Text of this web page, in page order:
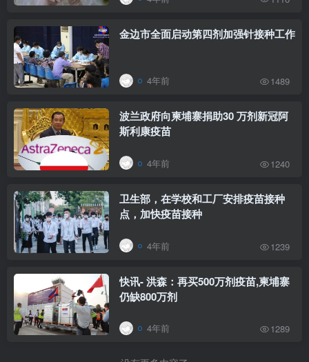
金边市全面启动第四剂加强针接种工作
4年前 1489
波兰政府向柬埔寨捐助30 万剂新冠阿
斯利康疫苗
4年前 1240
卫生部，在学校和工厂安排疫苗接种
点，加快疫苗接种
4年前 1239
快讯- 洪森：再买500万剂疫苗,柬埔寨
仍缺800万剂
4年前 1289